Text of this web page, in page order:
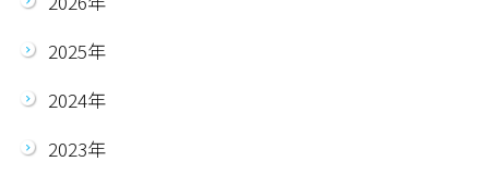
2025年
2024年
2023年